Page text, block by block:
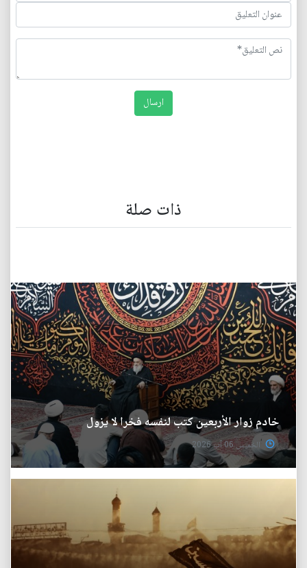
ذات صلة
خادم زوار الأربعين كتب لنفسه فخرا لا يزول
الخميس 06 آب 2026